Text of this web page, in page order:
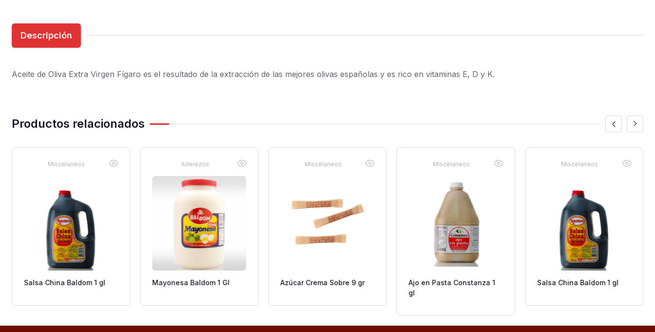
Descripción
Aceite de Oliva Extra Virgen Fígaro es el resultado de la extracción de las mejores olivas españolas y es rico en vitaminas E, D y K.
Productos relacionados
Miscelaneos
Salsa China Baldom 1 gl
Aderezos
Mayonesa Baldom 1 Gl
Miscelaneos
Azúcar Crema Sobre 9 gr
Miscelaneos
Ajo en Pasta Constanza 1
gl
Miscelaneos
Salsa China Baldom 1 gl